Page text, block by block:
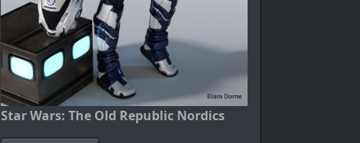
Star Wars: The Old Republic Nordics